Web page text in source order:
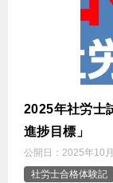
2025年社労士
進捗目標」
公開日： 2025年10
社労士合格体験記